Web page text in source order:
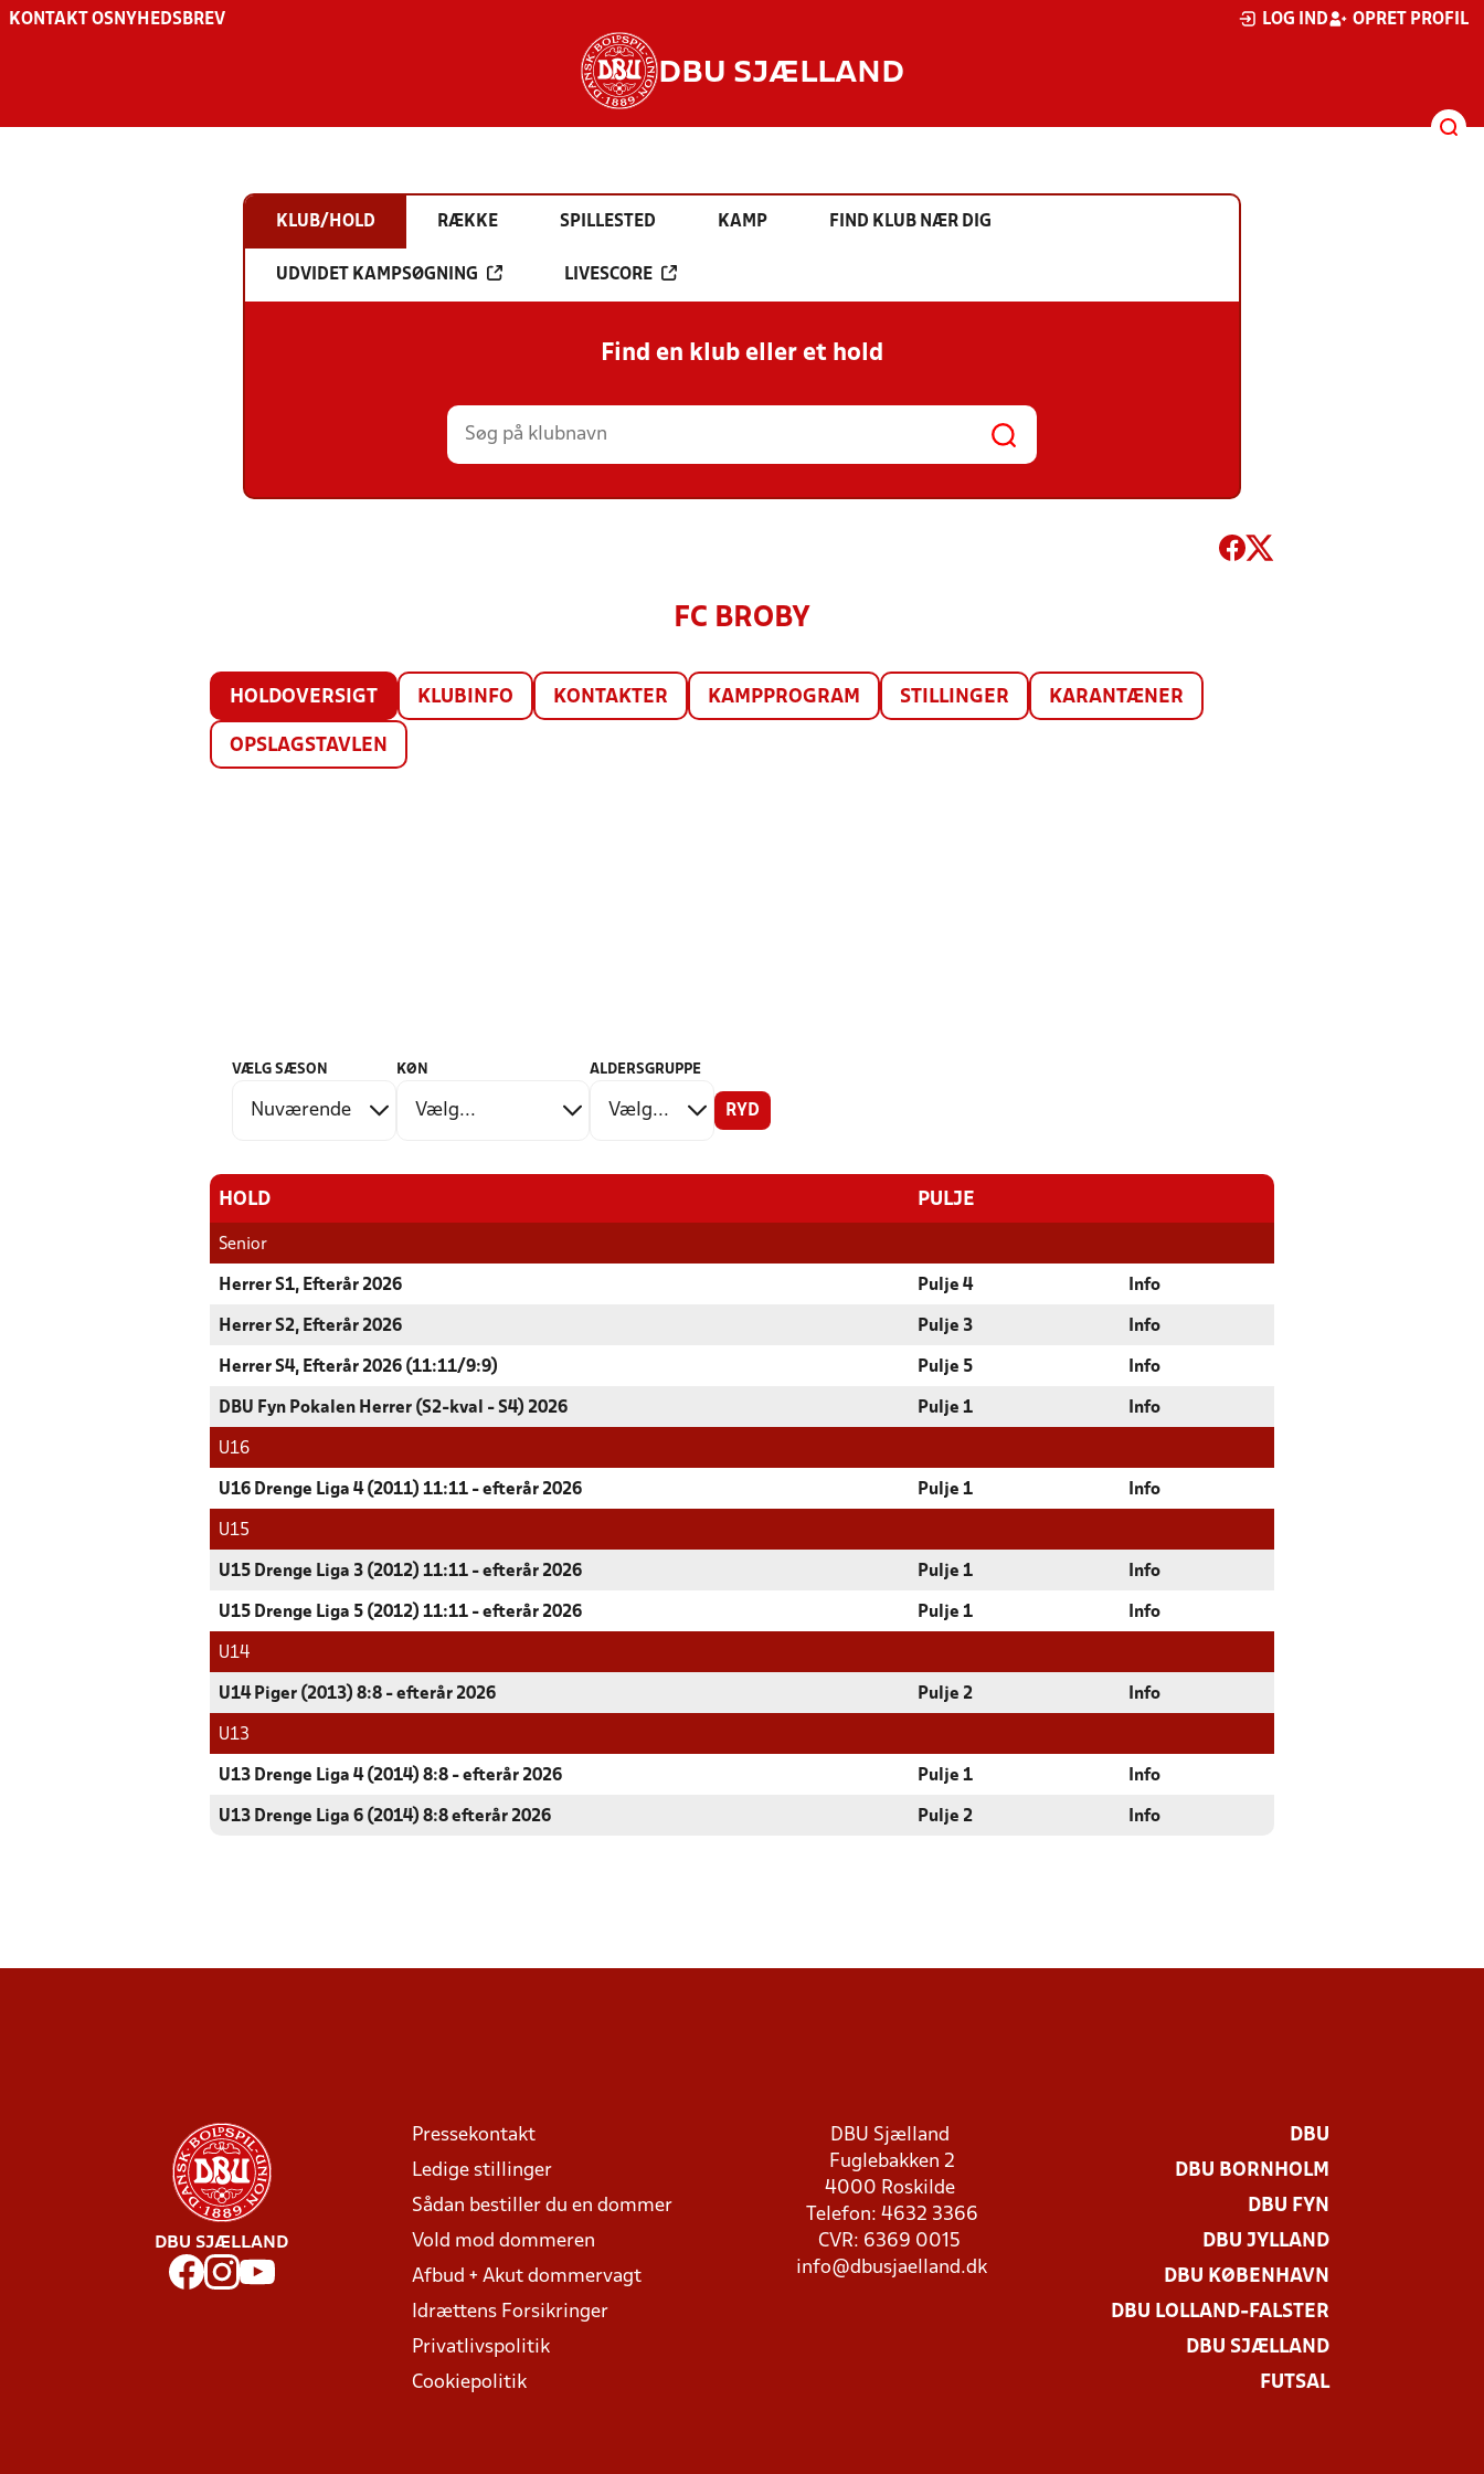
KONTAKT OS NYHEDSBREV LOG IND OPRET PROFIL
DBU SJÆLLAND
KLUB/HOLD RÆKKE SPILLESTED KAMP FIND KLUB NÆR DIG
UDVIDET KAMPSØGNING LIVESCORE
Find en klub eller et hold
FC BROBY
HOLDOVERSIGT KLUBINFO KONTAKTER KAMPPROGRAM STILLINGER KARANTÆNER
OPSLAGSTAVLEN
VÆLG SÆSON KØN ALDERSGRUPPE
RYD
HOLD PULJE
Senior
Herrer S1, Efterår 2026 Pulje 4 Info
Herrer S2, Efterår 2026 Pulje 3 Info
Herrer S4, Efterår 2026 (11:11/9:9) Pulje 5 Info
DBU Fyn Pokalen Herrer (S2-kval - S4) 2026 Pulje 1 Info
U16
U16 Drenge Liga 4 (2011) 11:11 - efterår 2026 Pulje 1 Info
U15
U15 Drenge Liga 3 (2012) 11:11 - efterår 2026 Pulje 1 Info
U15 Drenge Liga 5 (2012) 11:11 - efterår 2026 Pulje 1 Info
U14
U14 Piger (2013) 8:8 - efterår 2026 Pulje 2 Info
U13
U13 Drenge Liga 4 (2014) 8:8 - efterår 2026 Pulje 1 Info
U13 Drenge Liga 6 (2014) 8:8 efterår 2026 Pulje 2 Info
DBU SJÆLLAND
Pressekontakt
Ledige stillinger
Sådan bestiller du en dommer
Vold mod dommeren
Afbud + Akut dommervagt
Idrættens Forsikringer
Privatlivspolitik
Cookiepolitik
DBU Sjælland
Fuglebakken 2
4000 Roskilde
Telefon: 4632 3366
CVR: 6369 0015
info@dbusjaelland.dk
DBU
DBU BORNHOLM
DBU FYN
DBU JYLLAND
DBU KØBENHAVN
DBU LOLLAND-FALSTER
DBU SJÆLLAND
FUTSAL